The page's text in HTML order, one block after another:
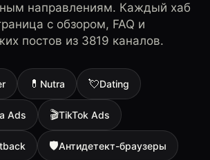
направлениям. Каждый хаб
с обзором, FAQ и
постов из 3819 каналов.
💊 Nutra 💘Dating
Ads 🎬TikTok Ads
🛡Антидетект-браузеры